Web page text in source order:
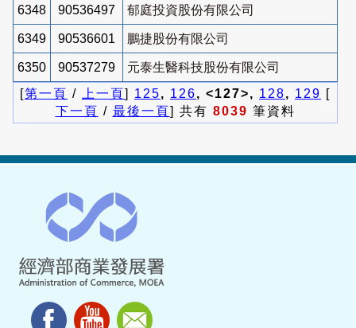
6348 90536497 郁庭投資股份有限公司
6349 90536601 鵬捷股份有限公司
6350 90537279
元泰生醫科技股份有限公司
[第一頁 / 上一頁] 125, 126, <127>, 128, 129 [
下一頁 / 最後一頁] 共有 8039 筆資料